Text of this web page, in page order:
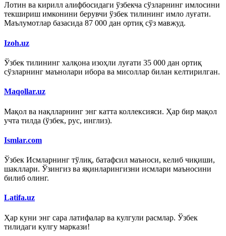
Лотин ва кирилл алифбосидаги ўзбекча сўзларнинг имлосини
текшириш имконини берувчи ўзбек тилининг имло луғати.
Маълумотлар базасида 87 000 дан ортиқ сўз мавжуд.
Izoh.uz
Ўзбек тилининг халқона изоҳли луғати 35 000 дан ортиқ
сўзларнинг маънолари ибора ва мисоллар билан келтирилган.
Maqollar.uz
Мақол ва нақлларнинг энг катта коллексияси. Ҳар бир мақол
учта тилда (ўзбек, рус, инглиз).
Ismlar.com
Ўзбек Исмларнинг тўлиқ, батафсил маъноси, келиб чиқиши,
шакллари. Ўзингиз ва яқинларингизни исмлари маъносини
билиб олинг.
Latifa.uz
Ҳар куни энг сара латифалар ва кулгули расмлар. Ўзбек
тилидаги кулгу маркази!